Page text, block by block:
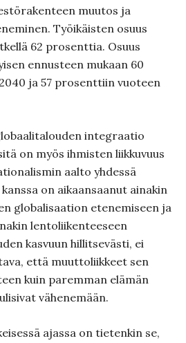
muutos ja
Työikäisten osuus
62 prosenttia. Osuus
ennusteen mukaan 60
ja 57 prosenttiin vuoteen
integraatio
on myös ihmisten liikkuvuus
aalto yhdessä
on aikaansaanut ainakin
globalisaation etenemiseen ja
lentoliikenteeseen
kasvuun hillitsevästi, ei
että muuttoliikkeet sen
kuin paremman elämän
vähenemään.
ajassa on tietenkin se,